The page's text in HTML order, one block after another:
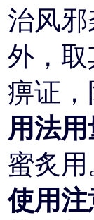
治风
外，
痹证，
用法
蜜炙用
使用注